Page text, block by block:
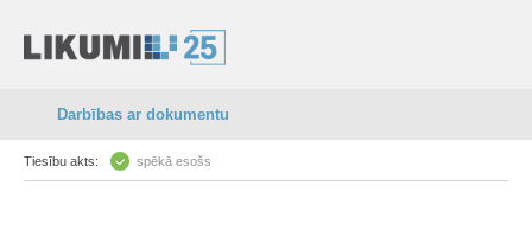
Darbības ar dokumentu
Tiesību akts: spēkā esošs